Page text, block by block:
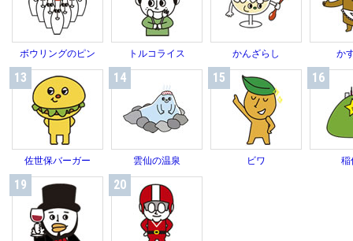
ボウリングのピン トルコライス かんざらし か
13
佐世保バーガー
14
雲仙の温泉
15
ビワ
16
稲
19 20